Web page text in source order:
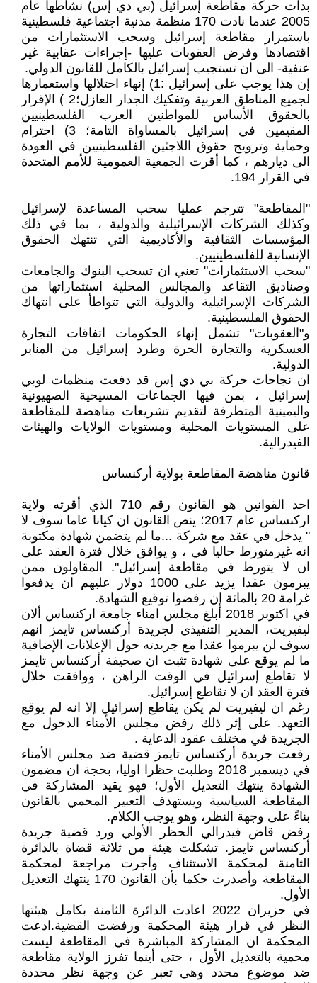
بدات حركة مقاطعة إسرائيل (بي دي إس) نشاطها عام
2005 عندما نادت 170 منظمة مدنية اجتماعية فلسطينية
باستمرار مقاطعة إسرائيل وسحب الاستثمارات من
اقتصادها وفرض العقوبات عليها -إجراءات عقابية غير
عنفية- الى ان تستجيب إسرائيل بالكامل للقانون الدولي.
إن هذا يوجب على إسرائيل :1) إنهاء احتلالها واستعمارها
لجميع المناطق العربية وتفكيك الجدار العازل؛2 ) الإقرار
بالحقوق الأساس للمواطنين العرب الفلسطينيين
المقيمين في إسرائيل بالمساواة التامة؛ 3) احترام
وحماية وترويج حقوق اللاجئين الفلسطينيين في العودة
الى ديارهم ، كما أقرت الجمعية العمومية للأمم المتحدة
في القرار 194.
"المقاطعة" تترجم عمليا سحب المساعدة لإسرائيل
وكذلك الشركات الإسرائيلية والدولية ، بما في ذلك
المؤسسات الثقافية والأكاديمية التي تنتهك الحقوق
الإنسانية للفلسطينيين.
"سحب الاستثمارات" تعني ان تسحب البنوك والجامعات
وصناديق التقاعد والمجالس المحلية استثماراتها من
الشركات الإسرائيلية والدولية التي تتواطأ على انتهاك
الحقوق الفلسطينية.
و"العقوبات" تشمل إنهاء الحكومات اتفاقات التجارة
العسكرية والتجارة الحرة وطرد إسرائيل من المنابر
الدولية.
ان نجاحات حركة بي دي إس قد دفعت منظمات لوبي
إسرائيل ، بمن فيها الجماعات المسيحية الصهيونية
واليمينية المتطرفة لتقديم تشريعات مناهضة للمقاطعة
على المستويات المحلية ومستويات الولايات والهيئات
الفيدرالية.
قانون مناهضة المقاطعة بولاية أركنساس
احد القوانين هو القانون رقم 710 الذي أقرته ولاية
اركنساس عام 2017؛ ينص القانون ان كيانا عاما سوف لا
" يدخل في عقد مع شركة ...ما لم يتضمن شهادة مكتوبة
انه غيرمتورط حاليا في ، و يوافق خلال فترة العقد على
ان لا يتورط في مقاطعة إسرائيل". المقاولون ممن
يبرمون عقدا يزيد على 1000 دولار عليهم ان يدفعوا
غرامة 20 بالمائة إن رفضوا توقيع الشهادة.
في اكتوبر 2018 أبلغ مجلس امناء جامعة اركنساس ألان
ليفيريت، المدير التنفيذي لجريدة أركنساس تايمز انهم
سوف لن يبرموا عقدا مع جريدته حول الإعلانات الإضافية
ما لم يوقع على شهادة تثبت ان صحيفة أركنساس تايمز
لا تقاطع إسرائيل في الوقت الراهن ، ووافقت خلال
فترة العقد ان لا تقاطع إسرائيل.
رغم ان ليفيريت لم يكن يقاطع إسرائيل إلا انه لم يوقع
التعهد. على إثر ذلك رفض مجلس الأمناء الدخول مع
الجريدة في مختلف عقود الدعاية .
رفعت جريدة أركنساس تايمز قضية ضد مجلس الأمناء
في ديسمبر 2018 وطلبت حظرا اوليا، بحجة ان مضمون
الشهادة ينتهك التعديل الأول؛ فهو يقيد المشاركة في
المقاطعة السياسية ويستهدف التعبير المحمي بالقانون
بناءً على وجهة النظر، وهو يوجب الكلام.
رفض قاض فيدرالي الحظر الأولي ورد قضية جريدة
أركنساس تايمز. تشكلت هيئة من ثلاثة قضاة بالدائرة
الثامنة لمحكمة الاستئناف وأجرت مراجعة لمحكمة
المقاطعة وأصدرت حكما بأن القانون 170 ينتهك التعديل
الأول.
في حزيران 2022 اعادت الدائرة الثامنة بكامل هيئتها
النظر في قرار هيئة المحكمة ورفضت القضية.ادعت
المحكمة ان المشاركة المباشرة في المقاطعة ليست
محمية بالتعديل الأول ، حتى أينما تفرز الولاية مقاطعة
ضد موضوع محدد وهي تعبر عن وجهة نظر محددة